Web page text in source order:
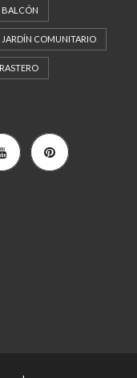
BALCÓN
JARDÍN COMUNITARIO